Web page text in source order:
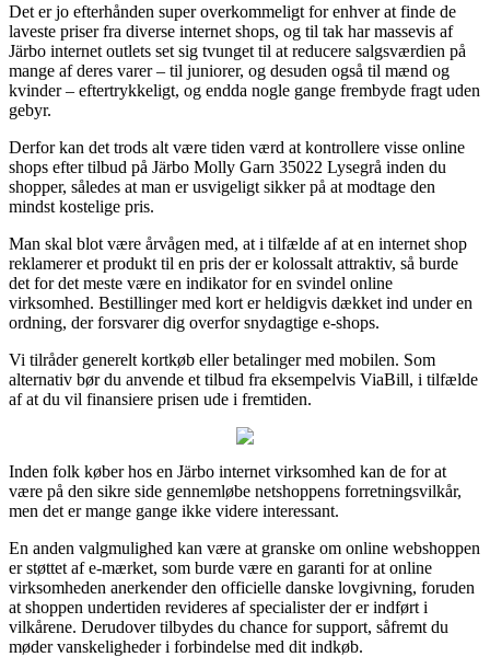
Det er jo efterhånden super overkommeligt for enhver at finde de
laveste priser fra diverse internet shops, og til tak har massevis af
Järbo internet outlets set sig tvunget til at reducere salgsværdien på
mange af deres varer – til juniorer, og desuden også til mænd og
kvinder – eftertrykkeligt, og endda nogle gange frembyde fragt uden
gebyr.
Derfor kan det trods alt være tiden værd at kontrollere visse online
shops efter tilbud på Järbo Molly Garn 35022 Lysegrå inden du
shopper, således at man er usvigeligt sikker på at modtage den
mindst kostelige pris.
Man skal blot være årvågen med, at i tilfælde af at en internet shop
reklamerer et produkt til en pris der er kolossalt attraktiv, så burde
det for det meste være en indikator for en svindel online
virksomhed. Bestillinger med kort er heldigvis dækket ind under en
ordning, der forsvarer dig overfor snydagtige e-shops.
Vi tilråder generelt kortkøb eller betalinger med mobilen. Som
alternativ bør du anvende et tilbud fra eksempelvis ViaBill, i tilfælde
af at du vil finansiere prisen ude i fremtiden.
Inden folk køber hos en Järbo internet virksomhed kan de for at
være på den sikre side gennemløbe netshoppens forretningsvilkår,
men det er mange gange ikke videre interessant.
En anden valgmulighed kan være at granske om online webshoppen
er støttet af e-mærket, som burde være en garanti for at online
virksomheden anerkender den officielle danske lovgivning, foruden
at shoppen undertiden revideres af specialister der er indført i
vilkårene. Derudover tilbydes du chance for support, såfremt du
møder vanskeligheder i forbindelse med dit indkøb.